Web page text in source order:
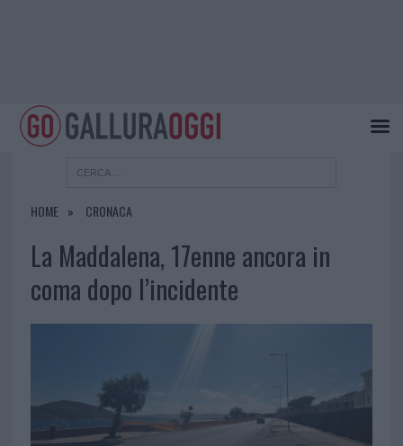
HOME CRONACA
La Maddalena, 17enne ancora in
coma dopo l’incidente